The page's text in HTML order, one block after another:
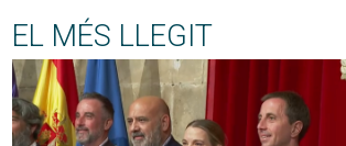
EL MÉS LLEGIT